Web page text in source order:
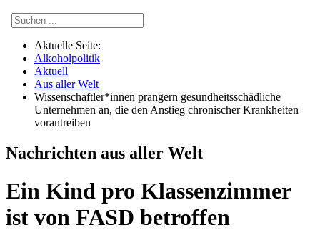
Aktuelle Seite:
Alkoholpolitik
Aktuell
Aus aller Welt
Wissenschaftler*innen prangern gesundheitsschädliche
Unternehmen an, die den Anstieg chronischer Krankheiten
vorantreiben
Nachrichten aus aller Welt
Ein Kind pro Klassenzimmer
ist von FASD betroffen